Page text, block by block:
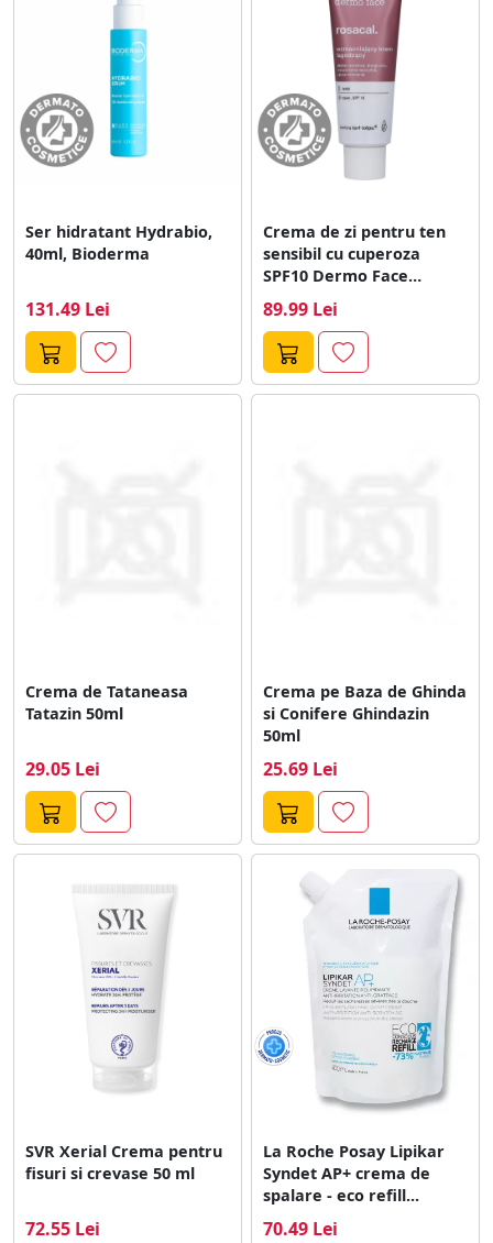
persoanele cu piele sensibila sau alergica, fiind
formulate pentru a minimiza riscurile reactiilor adverse.
Utilizarea lor regulata contribuie la imbunatatirea
texturii pielii, la atenuarea imperfectiunilor si la
prevenirea semnelor de imbatranire prematura.
Ser hidratant Hydrabio,
40ml, Bioderma
131.49 Lei
Crema de zi pentru ten
sensibil cu cuperoza
SPF10 Dermo Face
89.99 Lei
Crema de Tataneasa
Tatazin 50ml
29.05 Lei
Crema pe Baza de Ghinda
si Conifere Ghindazin
50ml
25.69 Lei
SVR Xerial Crema pentru
fisuri si crevase 50 ml
72.55 Lei
La Roche Posay Lipikar
Syndet AP+ crema de
spalare - eco refill...
70.49 Lei